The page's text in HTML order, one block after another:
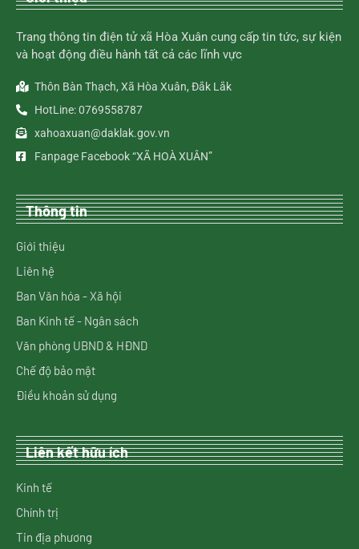
Trang thông tin điện tử xã Hòa Xuân cung cấp tin tức, sự kiện
và hoạt động điều hành tất cả các lĩnh vực
Thôn Bàn Thạch, Xã Hòa Xuân, Đắk Lắk
HotLine: 0769558787
xahoaxuan@daklak.gov.vn
Fanpage Facebook “XÃ HOÀ XUÂN”
Thông tin
Giới thiệu
Liên hệ
Ban Văn hóa - Xã hội
Ban Kinh tế - Ngân sách
Văn phòng UBND & HĐND
Chế độ bảo mật
Điều khoản sử dụng
Liên kết hữu ích
Kinh tế
Chính trị
Tin địa phương